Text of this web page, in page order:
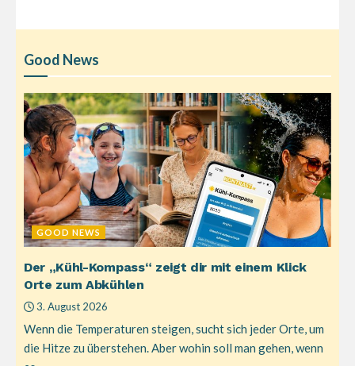
Good News
GOOD NEWS
Der „Kühl-Kompass“ zeigt dir mit einem Klick
Orte zum Abkühlen
3. August 2026
Wenn die Temperaturen steigen, sucht sich jeder Orte, um
die Hitze zu überstehen. Aber wohin soll man gehen, wenn